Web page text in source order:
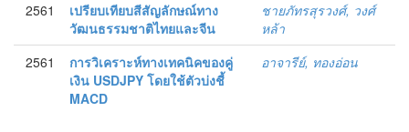
2561
เปรียบเทียบสีสัญลักษณ์ทาง
วัฒนธรรมชาติไทยและจีน
ชายภัทรสุรวงศ์, วงศ์
หล้า
2561
การวิเคราะห์ทางเทคนิคของคู่
เงิน USDJPY โดยใช้ตัวบ่งชี้
MACD
อาจารีย์, ทองอ่อน